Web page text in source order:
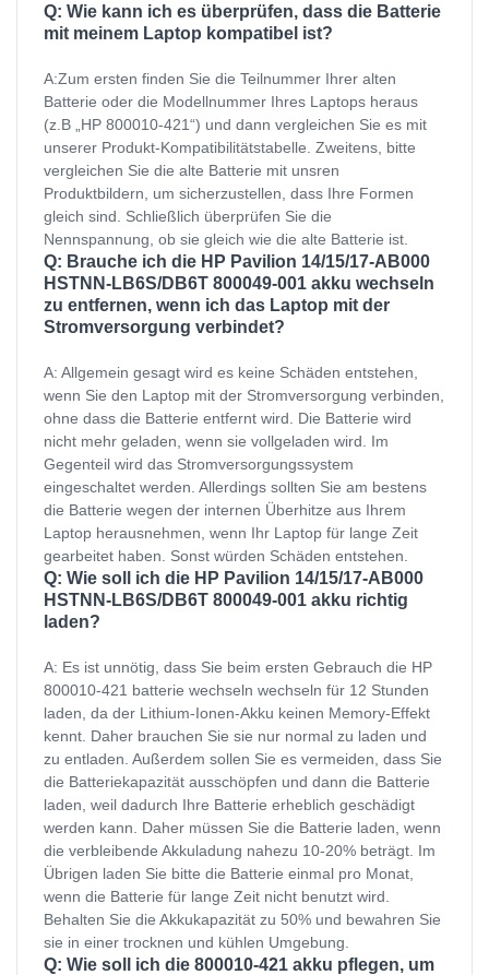
Q: Wie kann ich es überprüfen, dass die Batterie
mit meinem Laptop kompatibel ist?
A:Zum ersten finden Sie die Teilnummer Ihrer alten
Batterie oder die Modellnummer Ihres Laptops heraus
(z.B „HP 800010-421“) und dann vergleichen Sie es mit
unserer Produkt-Kompatibilitätstabelle. Zweitens, bitte
vergleichen Sie die alte Batterie mit unsren
Produktbildern, um sicherzustellen, dass Ihre Formen
gleich sind. Schließlich überprüfen Sie die
Nennspannung, ob sie gleich wie die alte Batterie ist.
Q: Brauche ich die HP Pavilion 14/15/17-AB000
HSTNN-LB6S/DB6T 800049-001 akku wechseln
zu entfernen, wenn ich das Laptop mit der
Stromversorgung verbindet?
A: Allgemein gesagt wird es keine Schäden entstehen,
wenn Sie den Laptop mit der Stromversorgung verbinden,
ohne dass die Batterie entfernt wird. Die Batterie wird
nicht mehr geladen, wenn sie vollgeladen wird. Im
Gegenteil wird das Stromversorgungssystem
eingeschaltet werden. Allerdings sollten Sie am bestens
die Batterie wegen der internen Überhitze aus Ihrem
Laptop herausnehmen, wenn Ihr Laptop für lange Zeit
gearbeitet haben. Sonst würden Schäden entstehen.
Q: Wie soll ich die HP Pavilion 14/15/17-AB000
HSTNN-LB6S/DB6T 800049-001 akku richtig
laden?
A: Es ist unnötig, dass Sie beim ersten Gebrauch die HP
800010-421 batterie wechseln wechseln für 12 Stunden
laden, da der Lithium-Ionen-Akku keinen Memory-Effekt
kennt. Daher brauchen Sie sie nur normal zu laden und
zu entladen. Außerdem sollen Sie es vermeiden, dass Sie
die Batteriekapazität ausschöpfen und dann die Batterie
laden, weil dadurch Ihre Batterie erheblich geschädigt
werden kann. Daher müssen Sie die Batterie laden, wenn
die verbleibende Akkuladung nahezu 10-20% beträgt. Im
Übrigen laden Sie bitte die Batterie einmal pro Monat,
wenn die Batterie für lange Zeit nicht benutzt wird.
Behalten Sie die Akkukapazität zu 50% und bewahren Sie
sie in einer trocknen und kühlen Umgebung.
Q: Wie soll ich die 800010-421 akku pflegen, um